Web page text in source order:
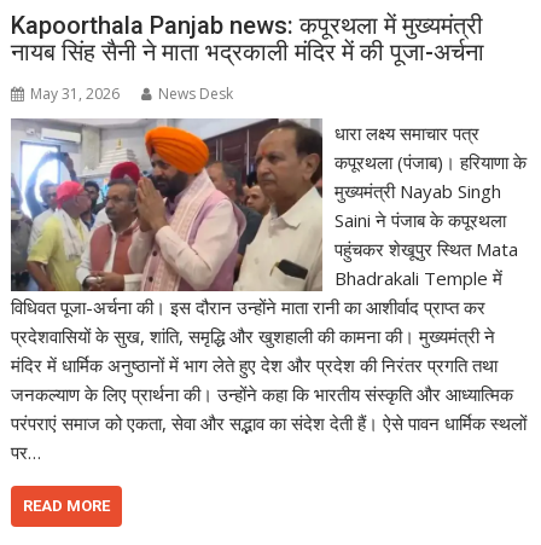
Kapoorthala Panjab news: कपूरथला में मुख्यमंत्री
नायब सिंह सैनी ने माता भद्रकाली मंदिर में की पूजा-अर्चना
May 31, 2026 News Desk
धारा लक्ष्य समाचार पत्र
कपूरथला (पंजाब)। हरियाणा के
मुख्यमंत्री Nayab Singh
Saini ने पंजाब के कपूरथला
पहुंचकर शेखूपुर स्थित Mata
Bhadrakali Temple में
विधिवत पूजा-अर्चना की। इस दौरान उन्होंने माता रानी का आशीर्वाद प्राप्त कर
प्रदेशवासियों के सुख, शांति, समृद्धि और खुशहाली की कामना की। मुख्यमंत्री ने
मंदिर में धार्मिक अनुष्ठानों में भाग लेते हुए देश और प्रदेश की निरंतर प्रगति तथा
जनकल्याण के लिए प्रार्थना की। उन्होंने कहा कि भारतीय संस्कृति और आध्यात्मिक
परंपराएं समाज को एकता, सेवा और सद्भाव का संदेश देती हैं। ऐसे पावन धार्मिक स्थलों
पर…
READ MORE